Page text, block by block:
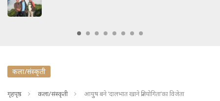
कला/संस्कृती
गृहपृष्ठ कला/संस्कृती आयुुष बने ‘दालभात खाने प्रतियोगिता’का विजेता